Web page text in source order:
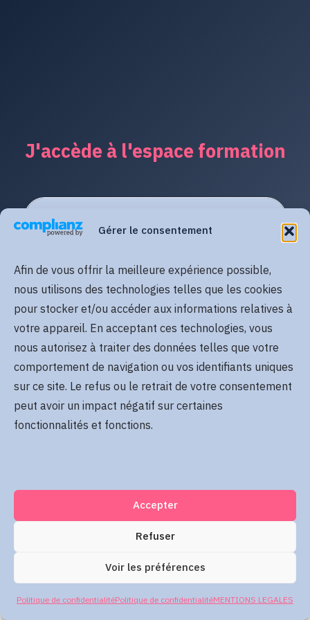
Gérer le consentement
Afin de vous offrir la meilleure expérience possible,
nous utilisons des technologies telles que les cookies
pour stocker et/ou accéder aux informations relatives à
votre appareil. En acceptant ces technologies, vous
nous autorisez à traiter des données telles que votre
comportement de navigation ou vos identifiants uniques
sur ce site. Le refus ou le retrait de votre consentement
peut avoir un impact négatif sur certaines
fonctionnalités et fonctions.
Accepter
Refuser
Voir les préférences
Politique de confidentialitéPolitique de confidentialitéMENTIONS LEGALES
J'accède à l'espace formation
Se rappeler de moi
Mot de passe oublié
Me connecter